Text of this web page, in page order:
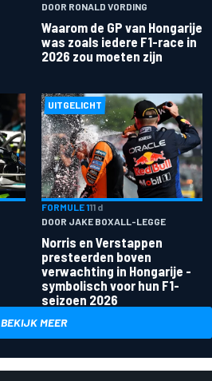
DOOR RONALD VORDING
Waarom de GP van Hongarije
was zoals iedere F1-race in
2026 zou moeten zijn
UITGELICHT
FORMULE 111 d
DOOR JAKE BOXALL-LEGGE
Norris en Verstappen
presteerden boven
verwachting in Hongarije -
symbolisch voor hun F1-
seizoen 2026
BEKIJK MEER